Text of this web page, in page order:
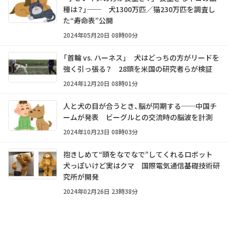
種は？」── 犬1300万匹／猫230万匹を調査し
た“寿命表”公開
2024年05月20日 08時00分
「首輪 vs. ハーネス」 犬はどっちの方がリードを
強く引っ張る？ 28頭を米国の研究者らが検証
2024年12月20日 08時01分
人と犬の目が合うとき、脳が同期する──中国チ
ームが発表 ビーグルとの交流時の脳波を計測
2024年10月23日 08時03分
抱きしめて“頭をなでなで”してくれるロボット
犬っぽいけど実はクマ 国際電気通信基礎技術研
究所が開発
2024年02月26日 23時38分